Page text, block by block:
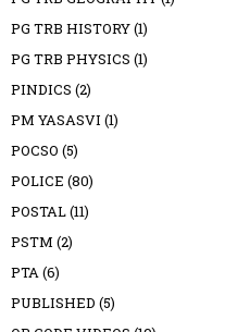
PG TRB HISTORY(1)
PG TRB PHYSICS (1)
PINDICS (2)
PM YASASVI (1)
POCSO (5)
POLICE (80)
POSTAL(11)
PSTM (2)
PTA(6)
PUBLISHED (5)